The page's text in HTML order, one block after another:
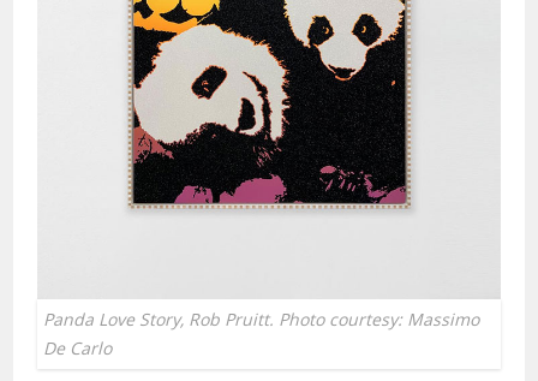
Panda Love Story, Rob Pruitt. Photo courtesy: Massimo
De Carlo